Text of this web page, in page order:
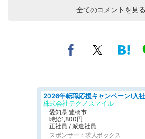
全てのコメントを見る
株式会社テクノスマイル
愛知県 豊橋市
時給1,800円
正社員 / 派遣社員
スポンサー：求人ボックス